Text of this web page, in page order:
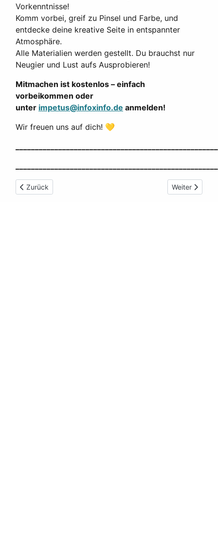
Vorkenntnisse!
Komm vorbei, greif zu Pinsel und Farbe, und
entdecke deine kreative Seite in entspannter
Atmosphäre.
Alle Materialien werden gestellt. Du brauchst nur
Neugier und Lust aufs Ausprobieren!
Mitmachen ist kostenlos – einfach
vorbeikommen oder
unter impetus@infoxinfo.de anmelden!
Wir freuen uns auf dich! 💛
Vorheriger Beitrag: Stilles Malen
Zurück Nächster
Weiter